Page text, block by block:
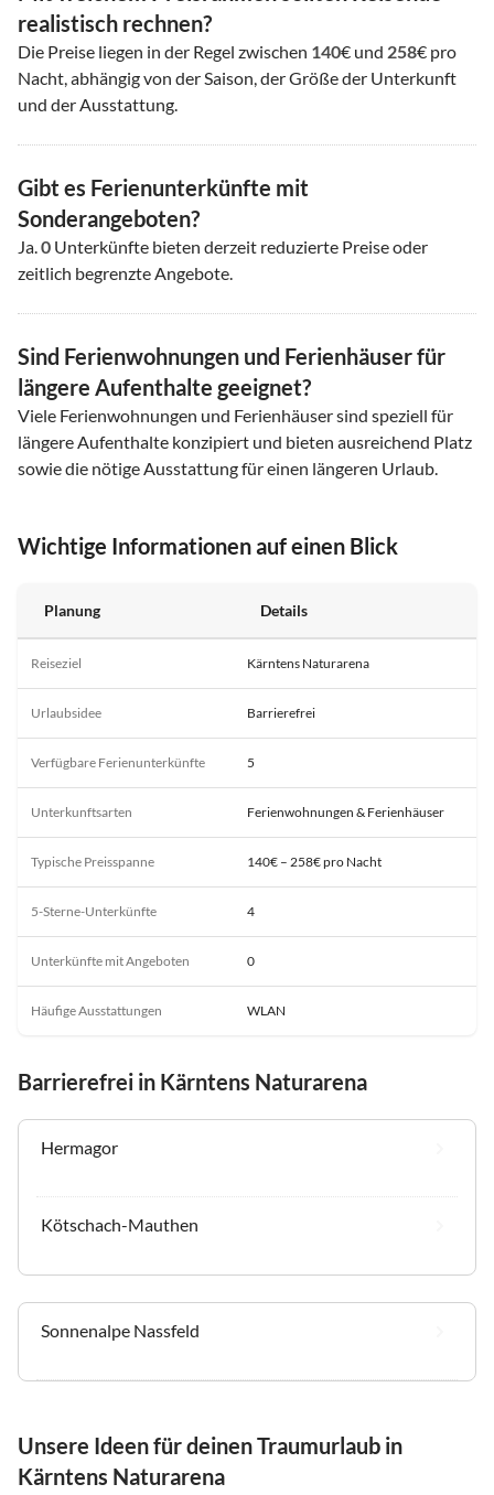
realistisch rechnen?
Die Preise liegen in der Regel zwischen 140€ und 258€ pro
Nacht, abhängig von der Saison, der Größe der Unterkunft
und der Ausstattung.
Gibt es Ferienunterkünfte mit
Sonderangeboten?
Ja.0 Unterkünfte bieten derzeit reduzierte Preise oder
zeitlich begrenzte Angebote.
Sind Ferienwohnungen und Ferienhäuser für
längere Aufenthalte geeignet?
Viele Ferienwohnungen und Ferienhäuser sind speziell für
längere Aufenthalte konzipiert und bieten ausreichend Platz
sowie die nötige Ausstattung für einen längeren Urlaub.
Wichtige Informationen auf einen Blick
Planung Details
Reiseziel Kärntens Naturarena
Urlaubsidee Barrierefrei
Verfügbare Ferienunterkünfte 5
Unterkunftsarten Ferienwohnungen & Ferienhäuser
Typische Preisspanne 140€ – 258€ pro Nacht
5-Sterne-Unterkünfte 4
Unterkünfte mit Angeboten 0
Häufige Ausstattungen WLAN
Barrierefrei in Kärntens Naturarena
Hermagor
Kötschach-Mauthen
Sonnenalpe Nassfeld
Unsere Ideen für deinen Traumurlaub in
Kärntens Naturarena